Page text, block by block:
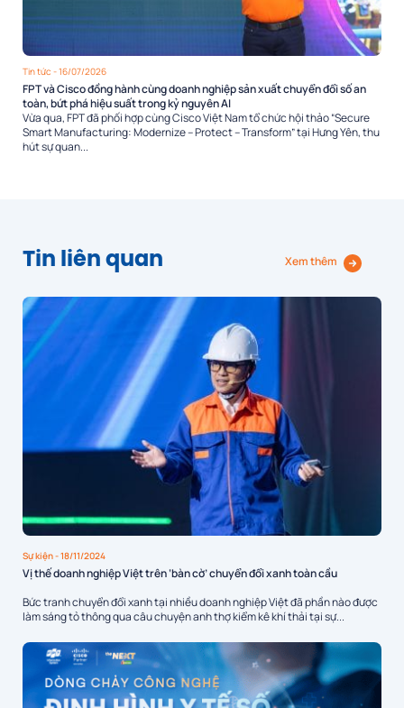
Tin tức - 16/07/2026
FPT và Cisco đồng hành cùng doanh nghiệp sản xuất chuyển đổi số an
toàn, bứt phá hiệu suất trong kỷ nguyên AI
Vừa qua, FPT đã phối hợp cùng Cisco Việt Nam tổ chức hội thảo “Secure
Smart Manufacturing: Modernize – Protect – Transform” tại Hưng Yên, thu
hút sự quan...
Tin liên quan Xem thêm
Sự kiện- 18/11/2024
Vị thế doanh nghiệp Việt trên ‘bàn cờ’ chuyển đổi xanh toàn cầu
Bức tranh chuyển đổi xanh tại nhiều doanh nghiệp Việt đã phần nào được
làm sáng tỏ thông qua câu chuyện anh thợ kiểm kê khí thải tại sự...